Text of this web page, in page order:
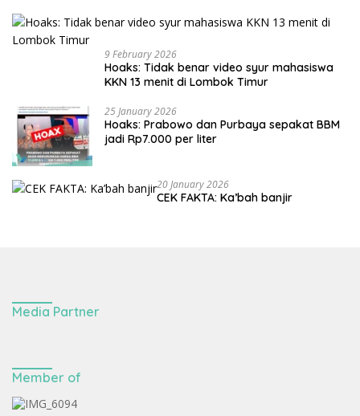
9 February 2026
Hoaks: Tidak benar video syur mahasiswa
KKN 13 menit di Lombok Timur
25 January 2026
Hoaks: Prabowo dan Purbaya sepakat BBM
jadi Rp7.000 per liter
20 January 2026
CEK FAKTA: Ka’bah banjir
Media Partner
Member of